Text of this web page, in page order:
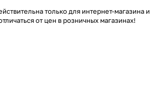
только для интернет-магазина и
от цен в розничных магазинах!